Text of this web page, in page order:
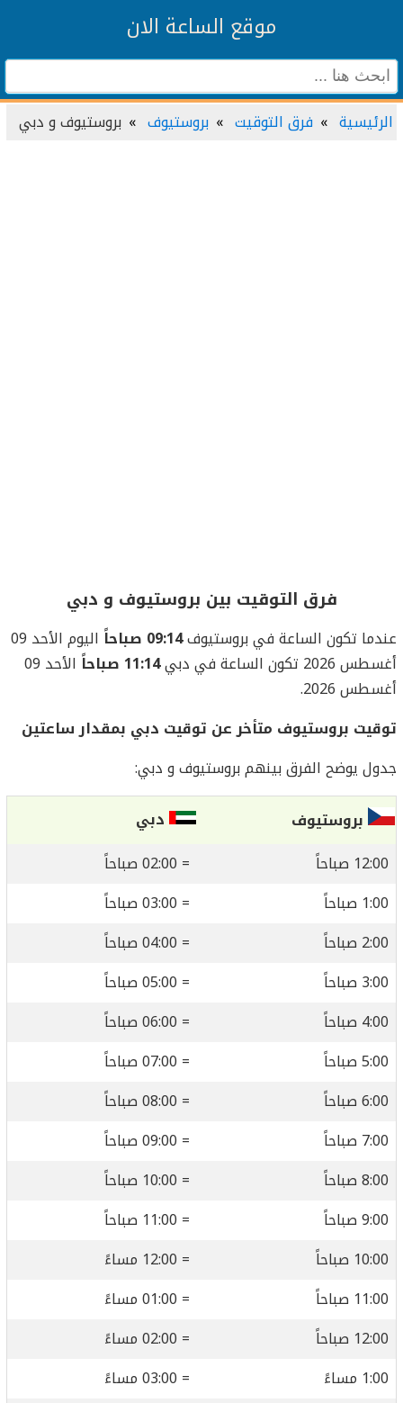
موقع الساعة الان
الرئيسية فرق التوقيت بروستيوف بروستيوف و دبي
فرق التوقيت بين بروستيوف و دبي
عندما تكون الساعة في بروستيوف09:14 صباحاً
اليوم الأحد 09
أغسطس 2026 تكون الساعة في دبي
11:14 صباحاً
الأحد 09
أغسطس 2026.
توقيت بروستيوف متأخر عن توقيت دبي بمقدار ساعتين
جدول يوضح الفرق بينهم بروستيوف و دبي:
بروستيوف
دبي
12:00 صباحاً
= 02:00 صباحاً
1:00 صباحاً
= 03:00 صباحاً
2:00 صباحاً
= 04:00 صباحاً
3:00 صباحاً
= 05:00 صباحاً
4:00 صباحاً
= 06:00 صباحاً
5:00 صباحاً
= 07:00 صباحاً
6:00 صباحاً
= 08:00 صباحاً
7:00 صباحاً
= 09:00 صباحاً
8:00 صباحاً
= 10:00 صباحاً
9:00 صباحاً
= 11:00 صباحاً
10:00 صباحاً
= 12:00 مساءً
11:00 صباحاً
= 01:00 مساءً
12:00 صباحاً
= 02:00 مساءً
1:00 مساءً
= 03:00 مساءً